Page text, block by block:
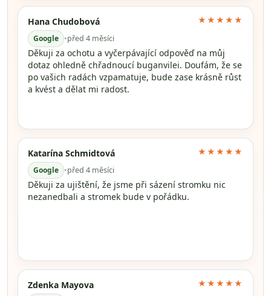
Hana Chudobová
Google •před 4 měsíci
★★★★★
Děkuji za ochotu a vyčerpávající odpověď na můj
dotaz ohledně chřadnoucí buganvilei. Doufám, že se
po vašich radách vzpamatuje, bude zase krásně růst
a kvést a dělat mi radost.
Katarína Schmidtová
Google •před 4 měsíci
★★★★★
Děkuji za ujištění, že jsme při sázení stromku nic
nezanedbali a stromek bude v pořádku.
Zdenka Mayova ★★★★★